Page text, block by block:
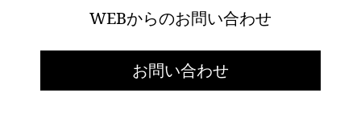
WEBからのお問い合わせ
お問い合わせ